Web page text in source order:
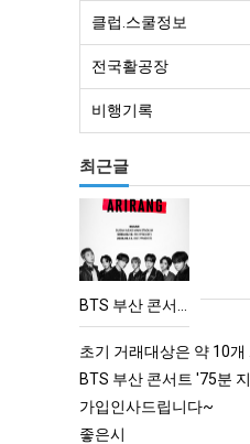
클럽.스쿨정보
전국활공장
비행기록
최근글
BTS
산
트
'75
분
지
BTS 부산 콘서트 '75분 지연' 성토…하이브 "큰 실망·불편" 사과
초기 거래대상은 약 10개 종목으로 시작해 최대 100개까지 확대할 방침이다. 구체적인 거래 대상 ETF는 아직 확정되지 않았지만, 시장 대표성이나 거래량을 고려해 선정할 계획이다.
BTS 부산 콘서트 '75분 지연' 성토…하이브 "큰 실망·불편" 사과
가입인사드립니다~
좋은시